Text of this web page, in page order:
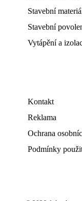
Stavební
Stavební
Vytápění a
Kontakt
Reklama
Ochrana
Podmínky